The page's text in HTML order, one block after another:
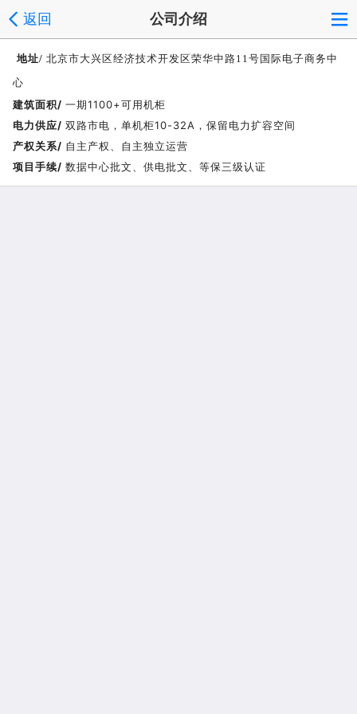
返回 公司介绍
地址/ 北京市大兴区经济技术开发区荣华中路11号国际电子商务中
心
建筑面积/ 一期1100+可用机柜
电力供应/ 双路市电，单机柜10-32A，保留电力扩容空间
产权关系/ 自主产权、自主独立运营
项目手续/ 数据中心批文、供电批文、等保三级认证